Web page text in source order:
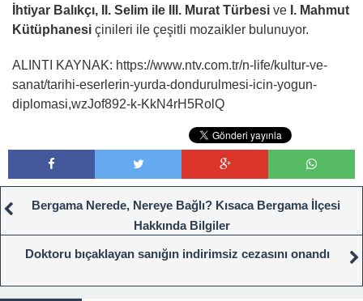
İhtiyar Balıkçı, II. Selim ile III. Murat Türbesi ve I. Mahmut
Kütüphanesi çinileri ile çeşitli mozaikler bulunuyor.
ALINTI KAYNAK: https://www.ntv.com.tr/n-life/kultur-ve-
sanat/tarihi-eserlerin-yurda-dondurulmesi-icin-yogun-
diplomasi,wzJof892-k-KkN4rH5RolQ
Bergama Nerede, Nereye Bağlı? Kısaca Bergama İlçesi
Hakkında Bilgiler
Doktoru bıçaklayan sanığın indirimsiz cezasını onandı